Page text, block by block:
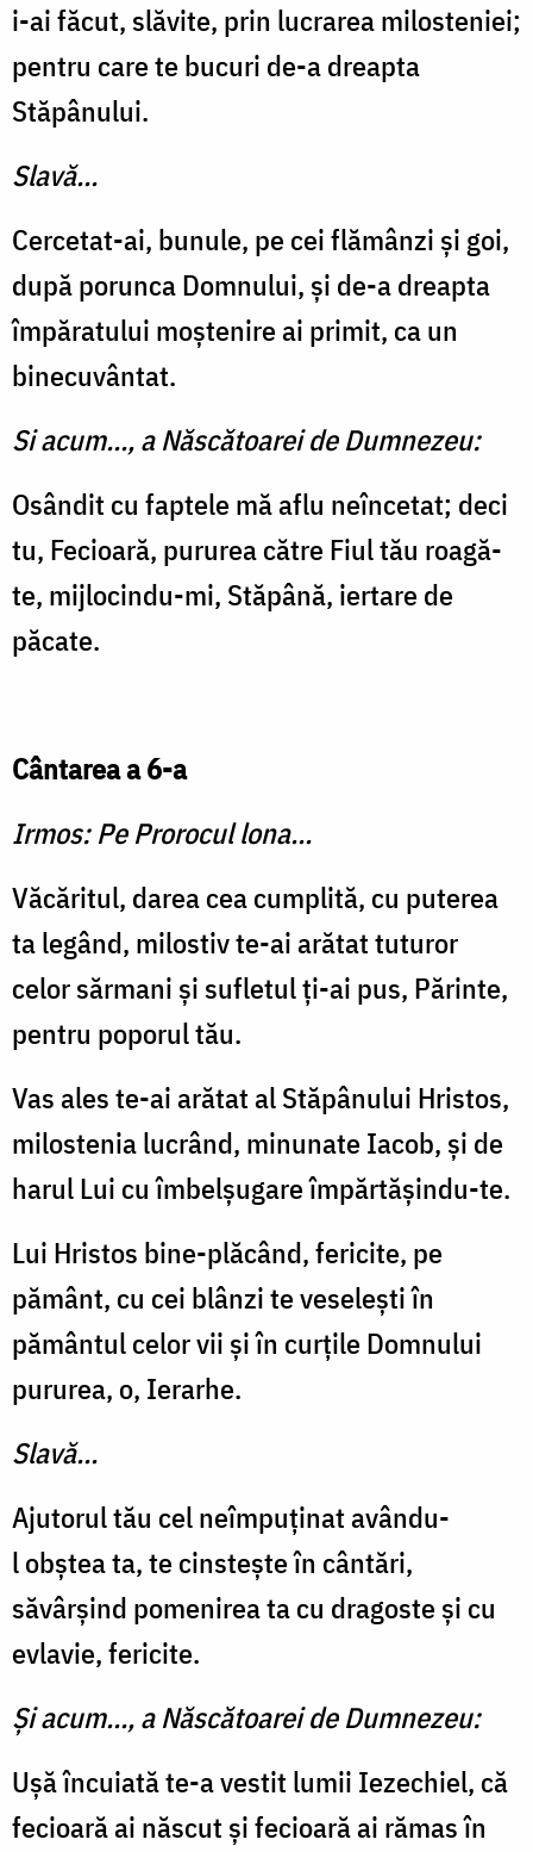
i-ai făcut, slăvite, prin lucrarea miloste­niei;
pentru care te bucuri de-a dreapta
Stăpânului.
Slavă...
Cercetat-ai, bunule, pe cei flămânzi şi goi,
după porunca Domnului, şi de-a dreapta
împăratului moştenire ai pri­mit, ca un
binecuvântat.
Si acum..., a Născătoarei de Dumnezeu:
Osândit cu faptele mă aflu neîncetat; deci
tu, Fecioară, pururea către Fiul tău roagă-
te, mijlocindu-mi, Stăpână, ier­tare de
păcate.
Cântarea a 6-a
Irmos: Pe Prorocul lona...
Văcăritul, darea cea cumplită, cu puterea
ta legând, milos­tiv te-ai arătat tuturor
celor sărmani şi sufletul ţi-ai pus, Părinte,
pentru poporul tău.
Vas ales te-ai arătat al Stăpânului Hristos,
miloste­nia lucrând, minunate Iacob, şi de
harul Lui cu îmbelşugare împărtăşindu-te.
Lui Hristos bine-plăcând, fericite, pe
pământ, cu cei blânzi te veseleşti în
pământul celor vii și în curţile Domnului
pururea, o, Ierarhe.
Slavă...
Ajutorul tău cel neîmpuţinat avându-
l obştea ta, te cinstește în cântări,
săvârşind pomeni­rea ta cu dragoste şi cu
evlavie, fericite.
Și acum..., a Născătoarei de Dumnezeu:
Ușă încuiată te-a vestit lumii Iezechiel, că
fecioară ai năs­cut și fecioară ai rămas în